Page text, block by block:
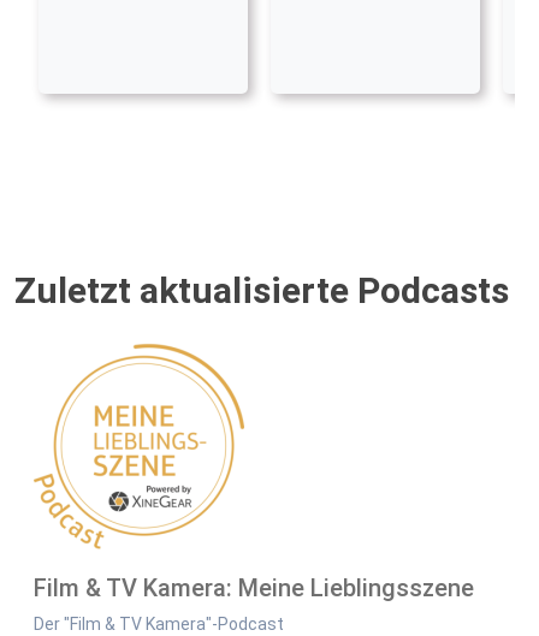
Zuletzt aktualisierte Podcasts
Film & TV Kamera: Meine Lieblingsszene
Der "Film & TV Kamera"-Podcast